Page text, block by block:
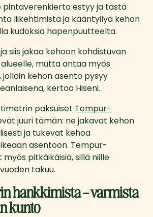
pintaverenkierto estyy ja tästä
liikehtimistä ja kääntyilyä kehon
kudoksia hapenpuutteelta.
siis jakaa kehoon kohdistuvan
mutta antaa myös
kehon asento pysyy
kertoo Hiseni.
paksuiset Tempur-
juuri tämän: ne jakavat kehon
ja tukevat kehoa
asentoon. Tempur-
pitkäikäisiä, sillä niille
takuu.
hankkimista – varmista
kunto